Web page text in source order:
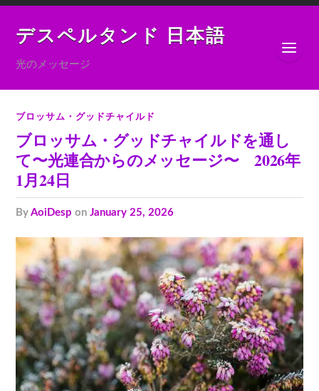
デスペルタンド 日本語
光のメッセージ
ブロッサム・グッドチャイルド
ブロッサム・グッドチャイルドを通し
て〜光連合からのメッセージ〜 2026年
1月24日
byAoiDesp onJanuary 25, 2026